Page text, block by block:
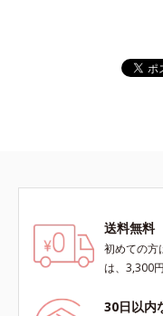
送料無料
初めての方
は、3,300
30日以内